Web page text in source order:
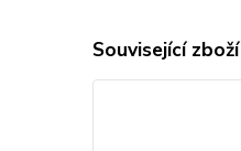
Související zboží